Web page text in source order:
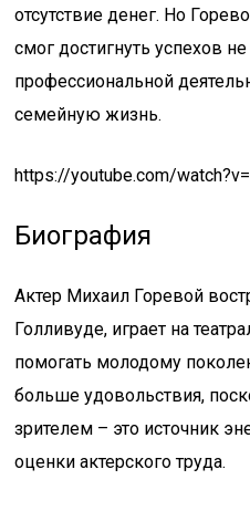
отсутствие денег. Но
смог достигнуть успехов
профессиональной
семейную жизнь.
https://youtube.com/
Биография
Актер Михаил Горевой
Голливуде, играет на
помогать молодому
больше удовольствия,
зрителем – это источник
оценки актерского труда.